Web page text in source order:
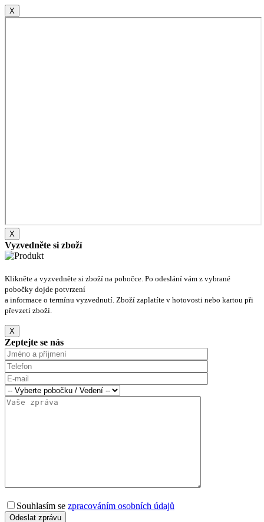
X
X
Vyzvedněte si zboží
Klikněte a vyzvedněte si zboží na pobočce. Po odeslání vám z vybrané
pobočky dojde potvrzení
a informace o termínu vyzvednutí. Zboží zaplatíte v hotovosti nebo kartou při
převzetí zboží.
X
Zeptejte se nás
Souhlasím se zpracováním osobních údajů